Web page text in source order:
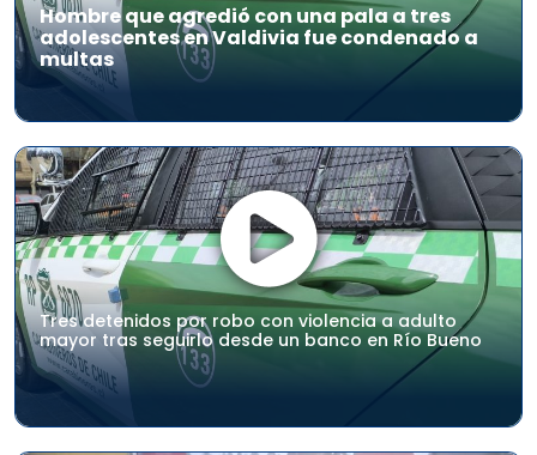
Hombre que agredió con una pala a tres
adolescentes en Valdivia fue condenado a
multas
Tres detenidos por robo con violencia a adulto
mayor tras seguirlo desde un banco en Río Bueno